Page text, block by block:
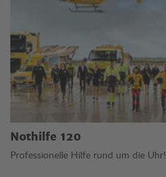
Nothilfe 120
Professionelle Hilfe rund um die Uhr!